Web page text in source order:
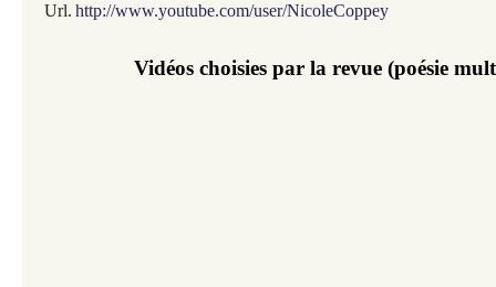
Url. http://www.youtube.com/user/NicoleCoppey
Vidéos choisies par la revue (poésie